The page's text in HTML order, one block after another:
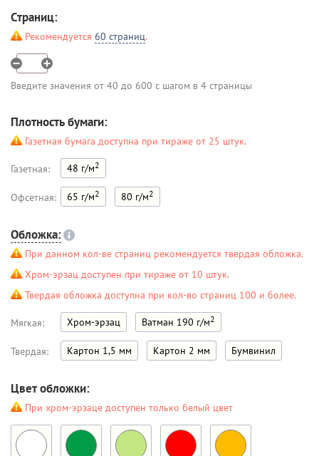
Страниц:
Рекомендуется 60 страниц.
Введите значения от 40 до 600 с шагом в 4 страницы
Плотность бумаги:
Газетная бумага доступна при тираже от 25 штук.
Газетная: 48 г/м2
Офсетная: 65 г/м2 80 г/м2
Обложка:
При данном кол-ве страниц рекомендуется твердая обложка.
Хром-эрзац доступен при тираже от 10 штук.
Твердая обложка доступна при кол-во страниц 100 и более.
Мягкая: Хром-эрзац Ватман 190 г/м2
Твердая: Картон 1,5 мм Картон 2 мм Бумвинил
Цвет обложки:
При хром-эрзаце доступен только белый цвет